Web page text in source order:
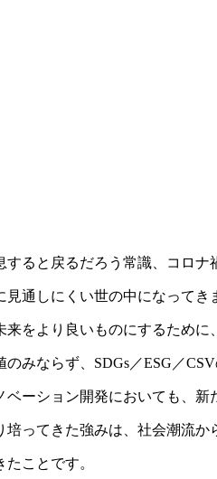
すると戻るだろう常識、コロ
通しにくい世の中になってき
をより良いものにするために
みならず、SDGs／ESG／
ーション開発においても、
ってきた強みは、社会潮流
ことです。